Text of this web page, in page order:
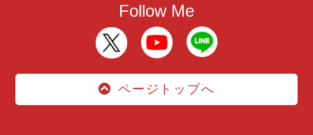
Follow Me
ページトップへ